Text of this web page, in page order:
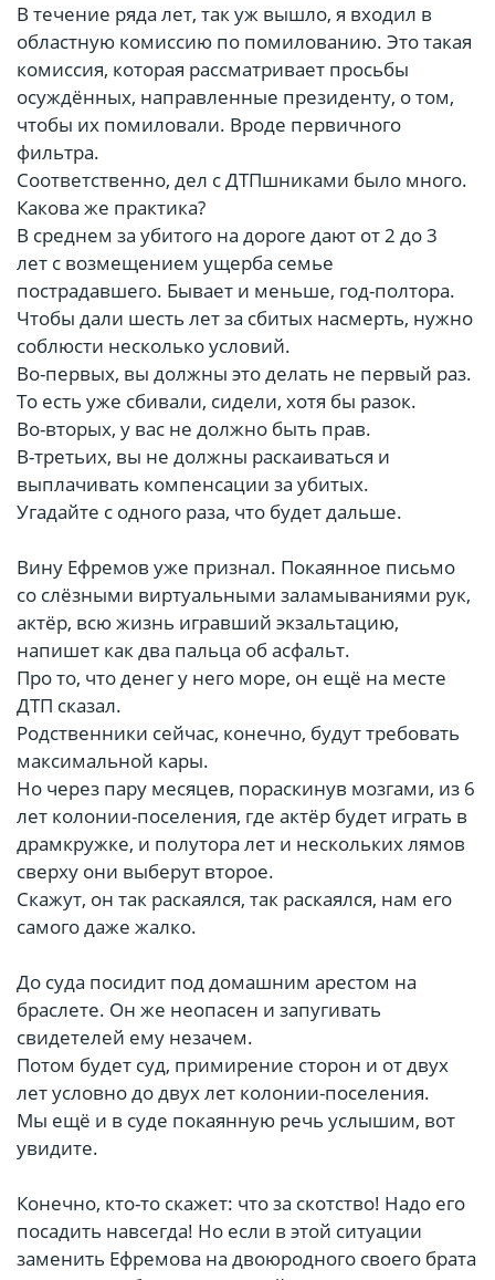
В течение ряда лет, так уж вышло, я входил в
областную комиссию по помилованию. Это такая
комиссия, которая рассматривает просьбы
осуждённых, направленные президенту, о том,
чтобы их помиловали. Вроде первичного
фильтра.
Соответственно, дел с ДТПшниками было много.
Какова же практика?
В среднем за убитого на дороге дают от 2 до 3
лет с возмещением ущерба семье
пострадавшего. Бывает и меньше, год-полтора.
Чтобы дали шесть лет за сбитых насмерть, нужно
соблюсти несколько условий.
Во-первых, вы должны это делать не первый раз.
То есть уже сбивали, сидели, хотя бы разок.
Во-вторых, у вас не должно быть прав.
В-третьих, вы не должны раскаиваться и
выплачивать компенсации за убитых.
Угадайте с одного раза, что будет дальше.
Вину Ефремов уже признал. Покаянное письмо
со слёзными виртуальными заламываниями рук,
актёр, всю жизнь игравший экзальтацию,
напишет как два пальца об асфальт.
Про то, что денег у него море, он ещё на месте
ДТП сказал.
Родственники сейчас, конечно, будут требовать
максимальной кары.
Но через пару месяцев, пораскинув мозгами, из 6
лет колонии-поселения, где актёр будет играть в
драмкружке, и полутора лет и нескольких лямов
сверху они выберут второе.
Скажут, он так раскаялся, так раскаялся, нам его
самого даже жалко.
До суда посидит под домашним арестом на
браслете. Он же неопасен и запугивать
свидетелей ему незачем.
Потом будет суд, примирение сторон и от двух
лет условно до двух лет колонии-поселения.
Мы ещё и в суде покаянную речь услышим, вот
увидите.
Конечно, кто-то скажет: что за скотство! Надо его
посадить навсегда! Но если в этой ситуации
заменить Ефремова на двоюродного своего брата